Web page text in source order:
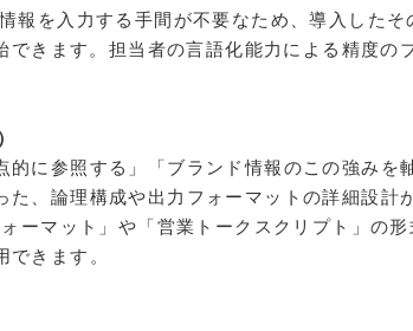
報を入力する手間が不要なため、導入したそ
きます。担当者の言語化能力による精度の
に参照する」「ブランド情報のこの強みを
、論理構成や出力フォーマットの詳細設計
ーマット」や「営業トークスクリプト」の形
きます。